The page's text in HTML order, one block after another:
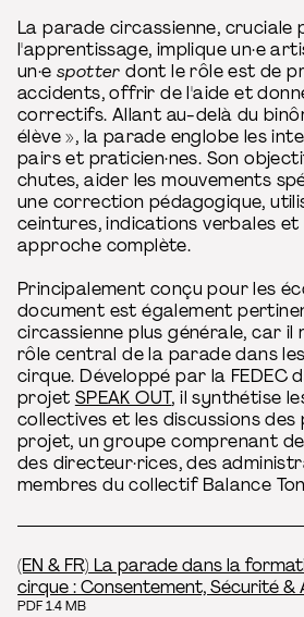
La parade circassienne, cruciale
l'apprentissage, implique un·e
un·e spotter dont le rôle est de
accidents, offrir de l'aide et
correctifs. Allant au-delà du
élève », la parade englobe les
pairs et praticien·nes. Son
chutes, aider les mouvements
une correction pédagogique,
ceintures, indications verbales
approche complète.
Principalement conçu pour les
document est également
circassienne plus générale, car il
rôle central de la parade dans
cirque. Développé par la FEDEC
projet SPEAK OUT, il synthétise
collectives et les discussions des
projet, un groupe comprenant
des directeur·rices, des
membres du collectif Balance
(EN & FR) La parade dans la
cirque : Consentement, Sécurité &
PDF 1.4 MB